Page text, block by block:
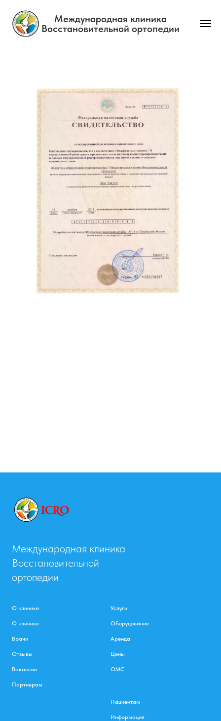
Международная клиника
Восстановительной ортопедии
Международная клиника
Восстановительной
ортопедии
О клинике
О клинике
Врачи
Отзывы
Вакансии
Партнерам
Услуги
Оборудование
Аренда
Цены
ОМС
Пациентам
Информация